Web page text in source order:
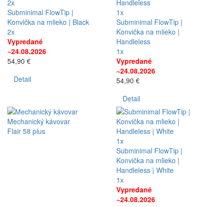
2x
Subminimal FlowTip |
Konvička na mlieko | Black
2x
Vypredané
~24.08.2026
54,90 €
Detail
1x
Subminimal FlowTip |
Konvička na mlieko |
Handleless
1x
Vypredané
~24.08.2026
54,90 €
Detail
Mechanický kávovar
Flair 58 plus
1x
Subminimal FlowTip |
Konvička na mlieko |
Handleless | White
1x
Vypredané
~24.08.2026